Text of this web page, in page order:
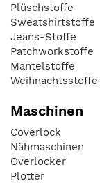
Plüschstoffe
Sweatshirtstoffe
Jeans-Stoffe
Patchworkstoffe
Mantelstoffe
Weihnachtsstoffe
Maschinen
Coverlock
Nähmaschinen
Overlocker
Plotter